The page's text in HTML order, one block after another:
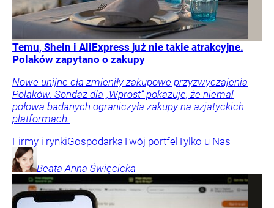
Temu, Shein i AliExpress już nie takie atrakcyjne.
Polaków zapytano o zakupy
Nowe unijne cła zmieniły zakupowe przyzwyczajenia
Polaków. Sondaż dla „Wprost” pokazuje, że niemal
połowa badanych ograniczyła zakupy na azjatyckich
platformach.
Firmy i rynkiGospodarkaTwój portfelTylko u Nas
Beata Anna Święcicka